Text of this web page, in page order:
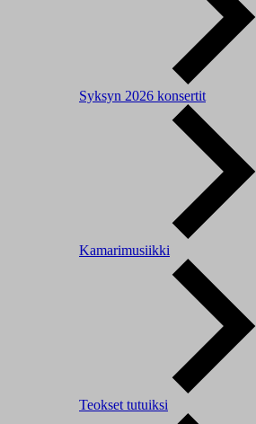
Syksyn 2026 konsertit
Kamarimusiikki
Teokset tutuiksi